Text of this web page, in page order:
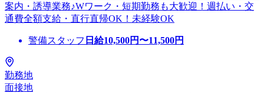
案内・誘導業務♪Wワーク・短期勤務も大歓迎！週払い・交
通費全額支給・直行直帰OK！未経験OK
警備スタッフ 日給10,500円〜11,500円
勤務地
面接地